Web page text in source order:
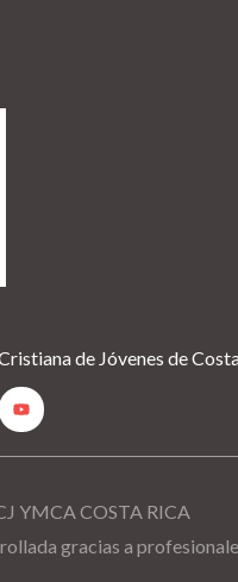
de Jóvenes de
YMCA COSTA RICA
gracias a